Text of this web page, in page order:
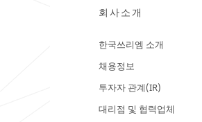
회사소개
한국쓰리엠 소개
채용정보
투자자 관계(IR)
대리점 및 협력업체